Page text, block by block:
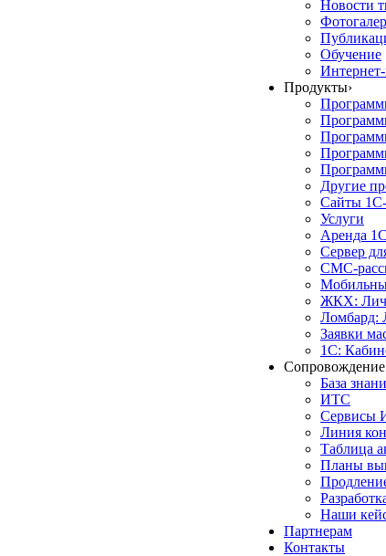
Новости
Обучение
Продукты›
Другие
Сайты
Услуги
Аренда 1С
Сервер
СМС-
ЖКХ:
Ломбард:
Заявки
1С:
Сопровождение
База
ИТС
Сервисы
Линия
Таблица
Планы
Наши
Партнерам
Контакты